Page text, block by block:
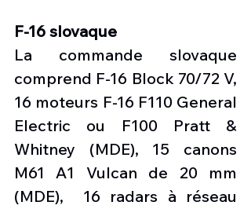
F-16 slovaque
La commande slovaque
comprend F-16 Block 70/72 V,
16 moteurs F-16 F110 General
Electric ou F100 Pratt &
Whitney (MDE), 15 canons
M61 A1 Vulcan de 20 mm
(MDE),  16 radars à réseau